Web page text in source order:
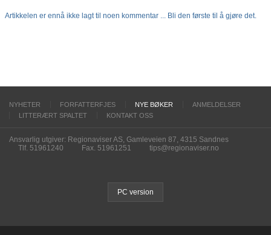
Artikkelen er ennå ikke lagt til noen kommentar ... Bli den første til å gjøre det.
NYHETER FORFATTERFJES NYE BØKER
ANMELDELSER
LITTERÆRT SPALTET
KONTAKT OSS
Ansvarlig utgiver: Regionaviser AS, Gamleveien 87, 4315 Sandnes
Tlf. 51961240
Fax. 51961251 tips@regionaviser.no
PC version